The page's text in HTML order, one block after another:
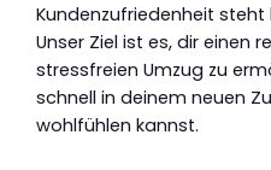
Kundenzufriedenheit steht
Unser Ziel ist es, dir einen
stressfreien Umzug zu
schnell in deinem neuen
wohlfühlen kannst.